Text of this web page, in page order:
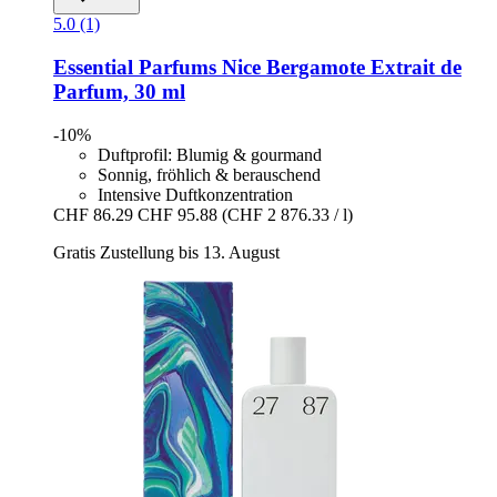
5.0 (1)
Essential Parfums Nice Bergamote Extrait de
Parfum, 30 ml
-10%
Duftprofil: Blumig & gourmand
Sonnig, fröhlich & berauschend
Intensive Duftkonzentration
CHF 86.29 CHF 95.88 (CHF 2 876.33 / l)
Gratis Zustellung bis 13. August